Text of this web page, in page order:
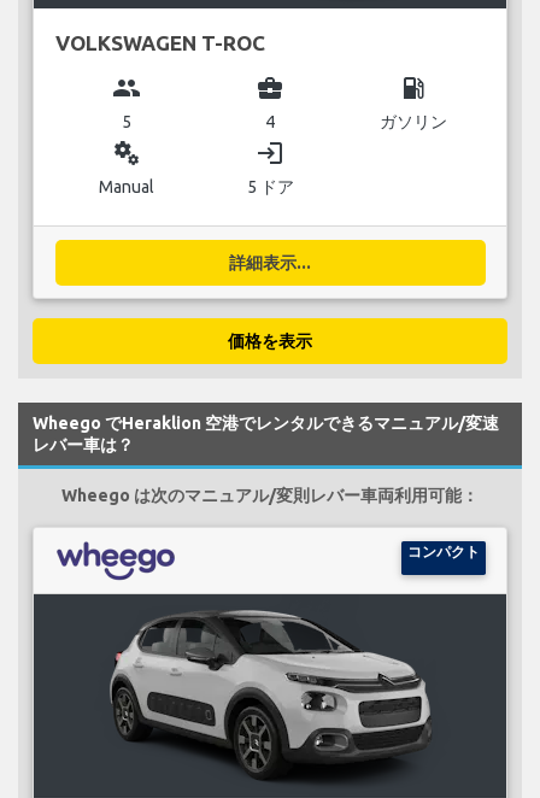
VOLKSWAGEN T-ROC
group
5
business_center
4
local_gas_station
ガソリン
miscellaneous_services
Manual
login
5 ドア
詳細表示...
価格を表示
Wheego でHeraklion 空港でレンタルできるマニュアル/変速
レバー車は？
Wheego は次のマニュアル/変則レバー車両利用可能：
コンパクト